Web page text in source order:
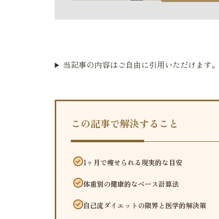
当記事の内容はご自由に引用いただけます。
この記事で解決すること
1ヶ月で痩せられる現実的な目安
体重別の健康的なペース計算法
自己流ダイエットの限界と医学的解決策